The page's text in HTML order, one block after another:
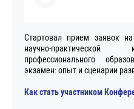
Стартовал прием заявок
научно-практической
профессионального
экзамен: опыт и сценарии
Как стать участником